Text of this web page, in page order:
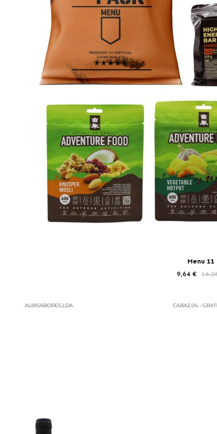
Menu 11
9,64 €